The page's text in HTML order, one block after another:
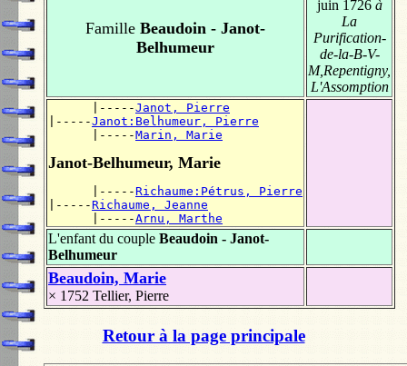
Famille Beaudoin - Janot-
Belhumeur
juin 1726à
La
Purification-
de-la-B-V-
M,Repentigny,
L'Assomption
      |-----
Janot, Pierre
|-----Janot:Belhumeur, Pierre
      |-----
Marin, Marie
Janot-Belhumeur, Marie
      |-----
Richaume:Pétrus, Pierre
|-----Richaume, Jeanne
      |-----
Arnu, Marthe
L'enfant du couple Beaudoin - Janot-
Belhumeur
Beaudoin, Marie
× 1752 Tellier, Pierre
Retour à la page principale